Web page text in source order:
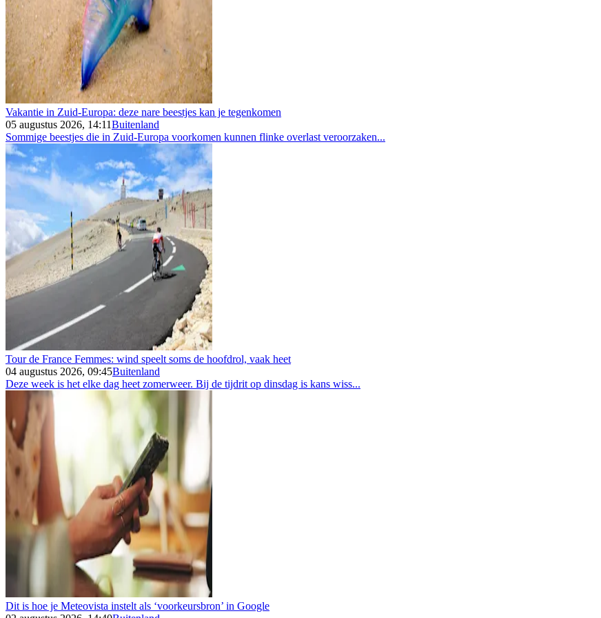
Vakantie in Zuid-Europa: deze nare beestjes kan je tegenkomen
05 augustus 2026, 14:11Buitenland
Sommige beestjes die in Zuid-Europa voorkomen kunnen flinke overlast veroorzaken...
Tour de France Femmes: wind speelt soms de hoofdrol, vaak heet
04 augustus 2026, 09:45Buitenland
Deze week is het elke dag heet zomerweer. Bij de tijdrit op dinsdag is kans wiss...
Dit is hoe je Meteovista instelt als ‘voorkeursbron’ in Google